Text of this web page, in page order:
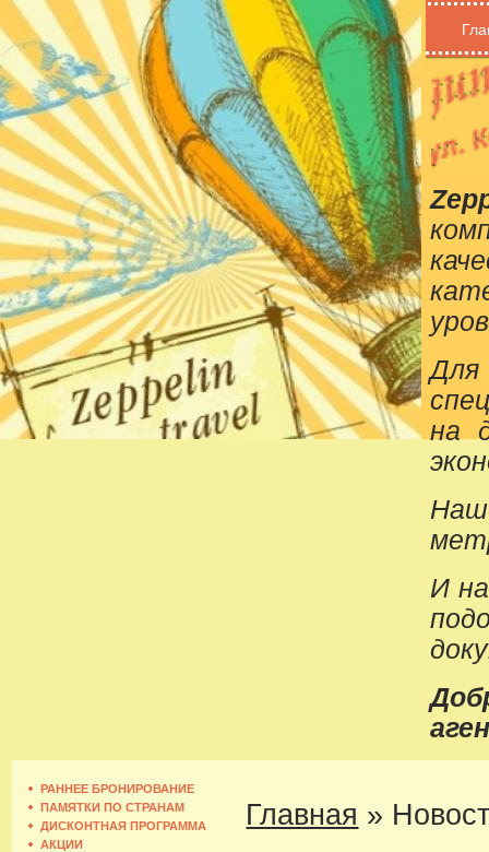
на
И
РАННЕЕ БРОНИРОВАНИЕ
ПАМЯТКИ ПО СТРАНАМ
ДИСКОНТНАЯ ПРОГРАММА
АКЦИИ
Главная »